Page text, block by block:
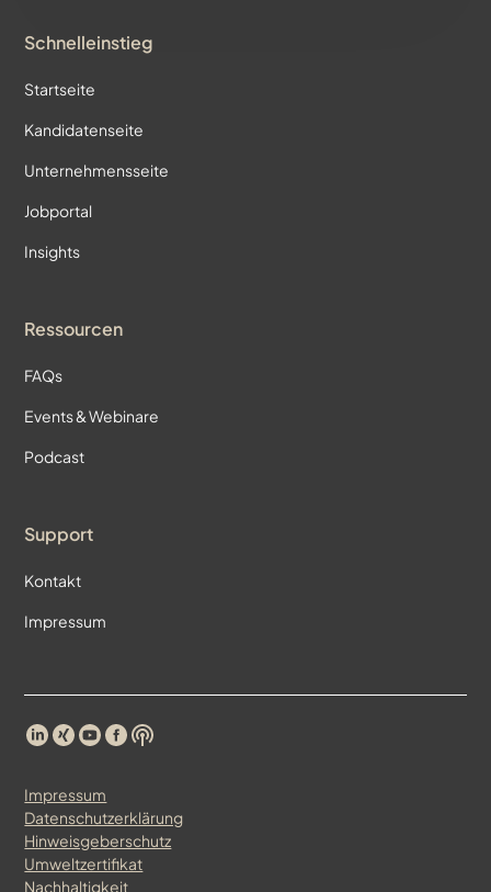
Schnelleinstieg
Startseite
Kandidatenseite
Unternehmensseite
Jobportal
Insights
Ressourcen
FAQs
Events & Webinare
Podcast
Support
Kontakt
Impressum
Impressum
Datenschutzerklärung
Hinweisgeberschutz
Umweltzertifikat
Nachhaltigkeit